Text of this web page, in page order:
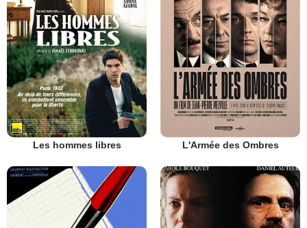
Les hommes libres L'Armée des Ombres